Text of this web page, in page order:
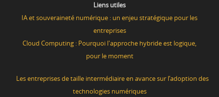
Liens utiles
IA et souveraineté numérique : un enjeu stratégique pour les
entreprises
Cloud Computing : Pourquoi l'approche hybride est logique,
pour le moment
Les entreprises de taille intermédiaire en avancesur l’adoption des
technologies numériques